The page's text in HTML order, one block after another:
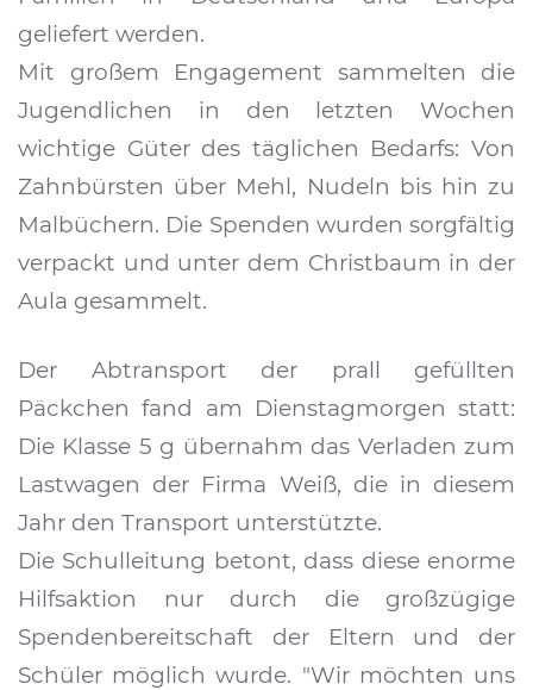
geliefert werden.
Mit großem Engagement sammelten die
Jugendlichen in den letzten Wochen
wichtige Güter des täglichen Bedarfs: Von
Zahnbürsten über Mehl, Nudeln bis hin zu
Malbüchern. Die Spenden wurden sorgfältig
verpackt und unter dem Christbaum in der
Aula gesammelt.
Der Abtransport der prall gefüllten
Päckchen fand am Dienstagmorgen statt:
Die Klasse 5 g übernahm das Verladen zum
Lastwagen der Firma Weiß, die in diesem
Jahr den Transport unterstützte.
Die Schulleitung betont, dass diese enorme
Hilfsaktion nur durch die großzügige
Spendenbereitschaft der Eltern und der
Schüler möglich wurde. "Wir möchten uns